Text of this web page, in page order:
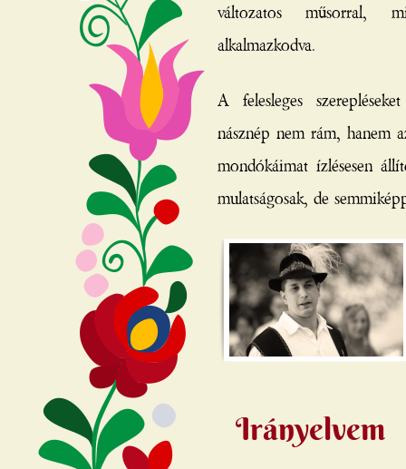
változatos műsorral,
alkalmazkodva.
A felesleges
násznép nem rám, hanem
mondókáimat ízlésesen
mulatságosak, de
Irányelvem